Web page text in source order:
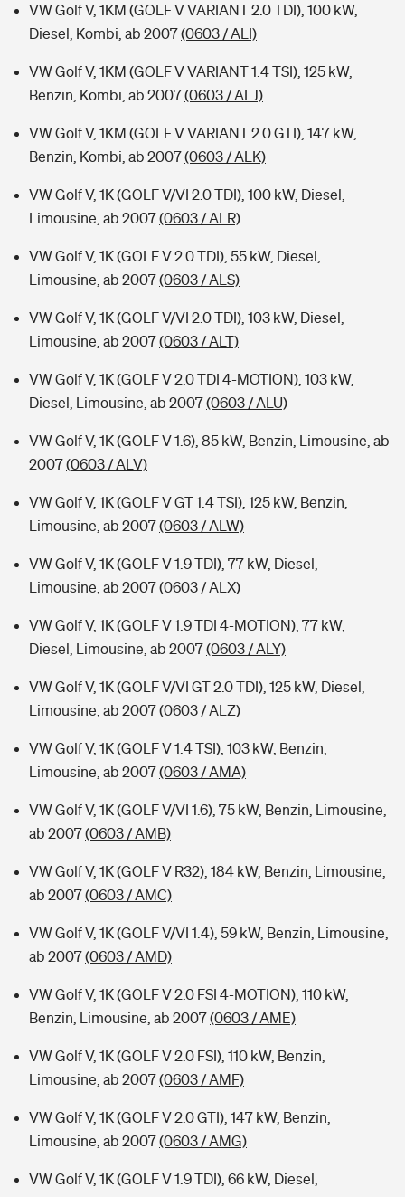
VW Golf V, 1KM (GOLF V VARIANT 2.0 TDI), 100 kW,
Diesel, Kombi, ab 2007(0603 / ALI)
VW Golf V, 1KM (GOLF V VARIANT 1.4 TSI), 125 kW,
Benzin, Kombi, ab 2007(0603 / ALJ)
VW Golf V, 1KM (GOLF V VARIANT 2.0 GTI), 147 kW,
Benzin, Kombi, ab 2007(0603 / ALK)
VW Golf V, 1K (GOLF V/VI 2.0 TDI), 100 kW, Diesel,
Limousine, ab 2007(0603 / ALR)
VW Golf V, 1K (GOLF V 2.0 TDI), 55 kW, Diesel,
Limousine, ab 2007(0603 / ALS)
VW Golf V, 1K (GOLF V/VI 2.0 TDI), 103 kW, Diesel,
Limousine, ab 2007(0603 / ALT)
VW Golf V, 1K (GOLF V 2.0 TDI 4-MOTION), 103 kW,
Diesel, Limousine, ab 2007(0603 / ALU)
VW Golf V, 1K (GOLF V 1.6), 85 kW, Benzin, Limousine, ab
2007(0603 / ALV)
VW Golf V, 1K (GOLF V GT 1.4 TSI), 125 kW, Benzin,
Limousine, ab 2007(0603 / ALW)
VW Golf V, 1K (GOLF V 1.9 TDI), 77 kW, Diesel,
Limousine, ab 2007(0603 / ALX)
VW Golf V, 1K (GOLF V 1.9 TDI 4-MOTION), 77 kW,
Diesel, Limousine, ab 2007(0603 / ALY)
VW Golf V, 1K (GOLF V/VI GT 2.0 TDI), 125 kW, Diesel,
Limousine, ab 2007(0603 / ALZ)
VW Golf V, 1K (GOLF V 1.4 TSI), 103 kW, Benzin,
Limousine, ab 2007(0603 / AMA)
VW Golf V, 1K (GOLF V/VI 1.6), 75 kW, Benzin, Limousine,
ab 2007(0603 / AMB)
VW Golf V, 1K (GOLF V R32), 184 kW, Benzin, Limousine,
ab 2007(0603 / AMC)
VW Golf V, 1K (GOLF V/VI 1.4), 59 kW, Benzin, Limousine,
ab 2007(0603 / AMD)
VW Golf V, 1K (GOLF V 2.0 FSI 4-MOTION), 110 kW,
Benzin, Limousine, ab 2007(0603 / AME)
VW Golf V, 1K (GOLF V 2.0 FSI), 110 kW, Benzin,
Limousine, ab 2007(0603 / AMF)
VW Golf V, 1K (GOLF V 2.0 GTI), 147 kW, Benzin,
Limousine, ab 2007(0603 / AMG)
VW Golf V, 1K (GOLF V 1.9 TDI), 66 kW, Diesel,